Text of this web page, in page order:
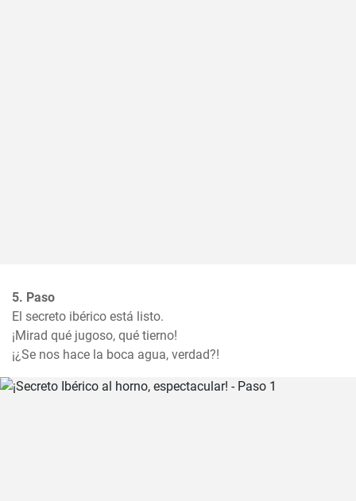
5. Paso
El secreto ibérico está listo.
¡Mirad qué jugoso, qué tierno!
¡¿Se nos hace la boca agua, verdad?!